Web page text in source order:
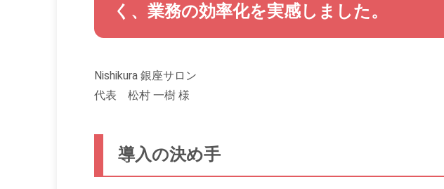
く、業務の効率化を実感しました。
Nishikura 銀座サロン
代表 松村 一樹 様
導入の決め手